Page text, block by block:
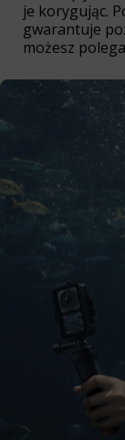
je korygując.
gwarantuje
możesz